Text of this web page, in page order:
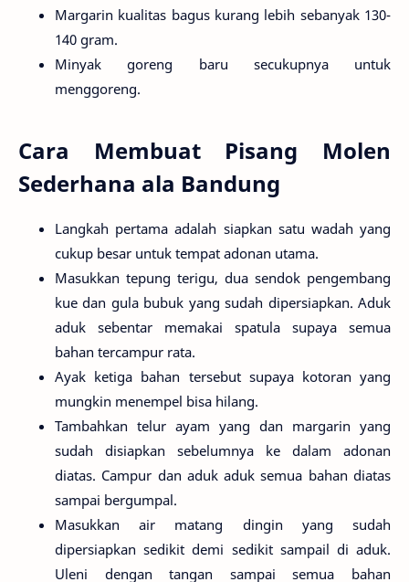
Margarin kualitas bagus kurang lebih sebanyak 130-
140 gram.
Minyak goreng baru secukupnya untuk
menggoreng.
Cara Membuat Pisang Molen
Sederhana ala Bandung
Langkah pertama adalah siapkan satu wadah yang
cukup besar untuk tempat adonan utama.
Masukkan tepung terigu, dua sendok pengembang
kue dan gula bubuk yang sudah dipersiapkan. Aduk
aduk sebentar memakai spatula supaya semua
bahan tercampur rata.
Ayak ketiga bahan tersebut supaya kotoran yang
mungkin menempel bisa hilang.
Tambahkan telur ayam yang dan margarin yang
sudah disiapkan sebelumnya ke dalam adonan
diatas. Campur dan aduk aduk semua bahan diatas
sampai bergumpal.
Masukkan air matang dingin yang sudah
dipersiapkan sedikit demi sedikit sampail di aduk.
Uleni dengan tangan sampai semua bahan